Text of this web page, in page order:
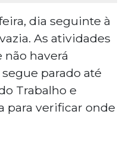
dia seguinte à
As atividades
haverá
parado até
Trabalho e
para verificar onde